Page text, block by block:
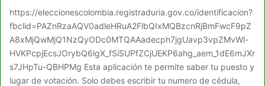
https://eleccionescolombia.registraduria.gov.co/identificacion?
fbclid=PAZnRzaAQV0adleHRuA2FlbQIxMQBzcnRjBmFwcF9pZ
A8xMjQwMjQ1NzQyODc0MTQAAadecph7jgUavp3vpZMvWl-
HVKPcpjEcsJOrybQ6lgX_fSiSUPfZCjUEKP6ahg_aem_1dE6mJXr
s7JHpTu-QBHPMg Esta aplicación te permite saber tu puesto y
lugar de votación. Solo debes escribir tu numero de cédula,